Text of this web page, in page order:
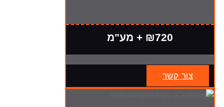
₪720 + מע"מ
צור קשר